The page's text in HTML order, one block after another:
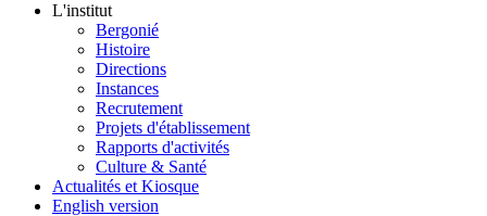
L'institut
Bergonié
Histoire
Directions
Instances
Recrutement
Projets d'établissement
Rapports d'activités
Culture & Santé
Actualités et Kiosque
English version